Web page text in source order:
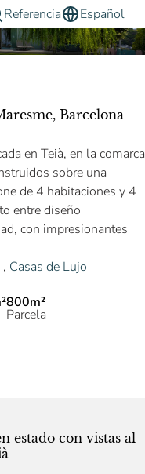
Referencia
Español
Barcelona
en Teià, en la comarca
sobre una
de 4 habitaciones y 4
entre diseño
con impresionantes
, Casas de Lujo
800m²
Parcela
estado con vistas al